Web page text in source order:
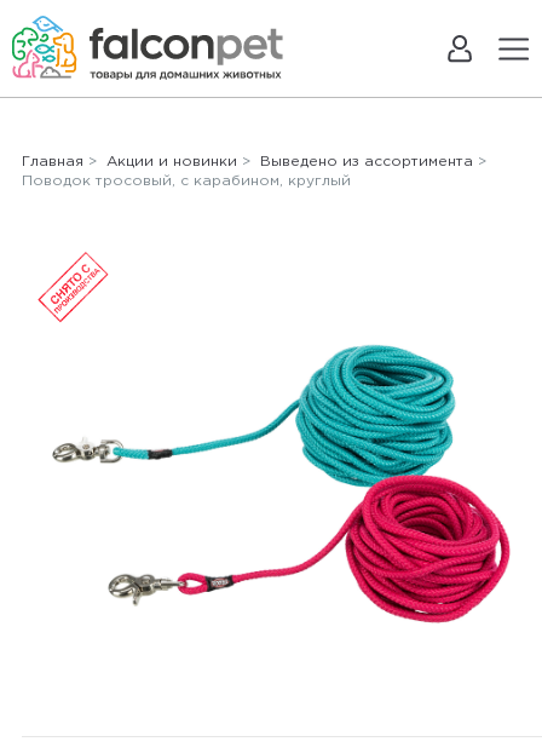
Главная > Акции и новинки > Выведено из ассортимента >
Поводок тросовый, с карабином, круглый